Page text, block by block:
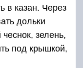
в казан. Через
дольки
зелень,
под крышкой,